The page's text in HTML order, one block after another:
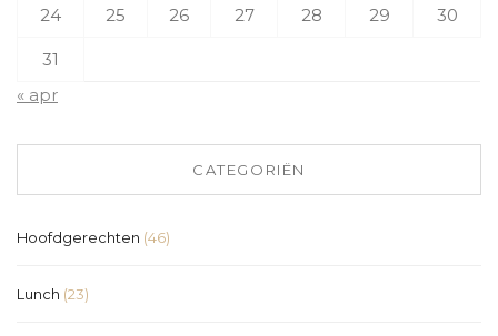
24 25 26 27 28 29 30
31
« apr
CATEGORIËN
Hoofdgerechten (46)
Lunch (23)